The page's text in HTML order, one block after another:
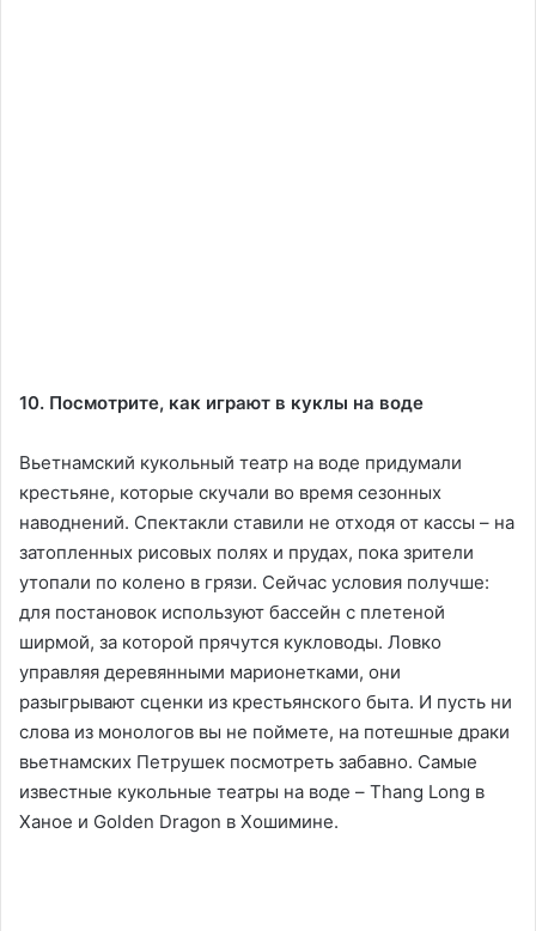
10. Посмотрите, как играют в куклы на воде
Вьетнамский кукольный театр на воде придумали
крестьяне, которые скучали во время сезонных
наводнений. Спектакли ставили не отходя от кассы – на
затопленных рисовых полях и прудах, пока зрители
утопали по колено в грязи. Сейчас условия получше:
для постановок используют бассейн с плетеной
ширмой, за которой прячутся кукловоды. Ловко
управляя деревянными марионетками, они
разыгрывают сценки из крестьянского быта. И пусть ни
слова из монологов вы не поймете, на потешные драки
вьетнамских Петрушек посмотреть забавно. Самые
известные кукольные театры на воде – Thang Long в
Ханое и Golden Dragon в Хошимине.